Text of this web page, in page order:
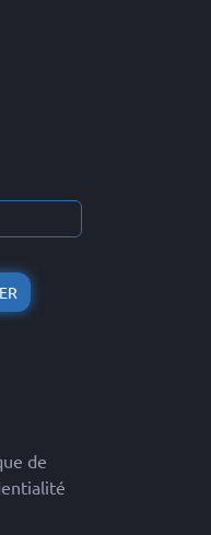
de